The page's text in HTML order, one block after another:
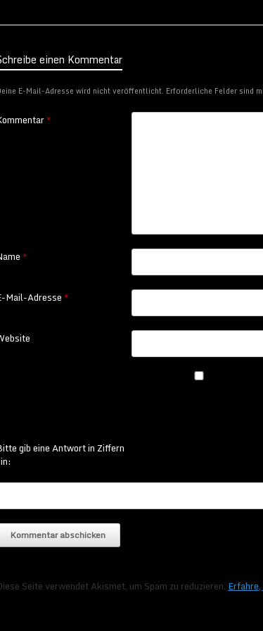
einen Kommentar
E-Mail-Adresse wird nicht veröffentlicht. Erforderliche Felder sind
*
*
Mail-Adresse*
gib eine Antwort in Ziffern
Seite verwendet Akismet, um Spam zu reduzieren.